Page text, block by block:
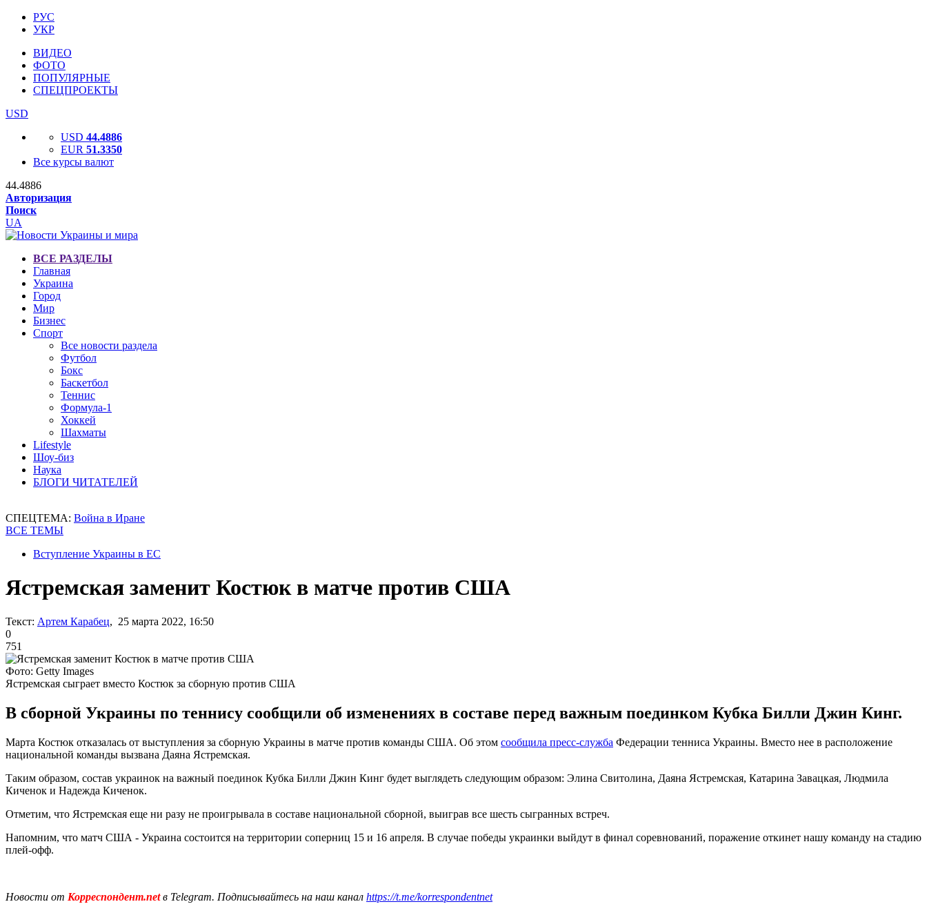
РУС
УКР
ВИДЕО
ФОТО
ПОПУЛЯРНЫЕ
СПЕЦПРОЕКТЫ
USD
USD 44.4886
EUR 51.3350
Все курсы валют
44.4886
Авторизация
Поиск
UA
ВСЕ РАЗДЕЛЫ
Главная
Украина
Город
Мир
Бизнес
Спорт
Все новости раздела
Футбол
Бокс
Баскетбол
Теннис
Формула-1
Хоккей
Шахматы
Lifestyle
Шоу-биз
Наука
БЛОГИ ЧИТАТЕЛЕЙ
СПЕЦТЕМА: Война в Иране
ВСЕ ТЕМЫ
Вступление Украины в ЕС
Ястремская заменит Костюк в матче против США
Текст: Артем Карабец, 25 марта 2022, 16:50
0
751
Фото: Getty Images
Ястремская сыграет вместо Костюк за сборную против США
В сборной Украины по теннису сообщили об изменениях в составе перед важным поединком Кубка Билли Джин Кинг.
Марта Костюк отказалась от выступления за сборную Украины в матче против команды США. Об этом сообщила пресс-служба Федерации тенниса Украины. Вместо нее в расположение
национальной команды вызвана Даяна Ястремская.
Таким образом, состав украинок на важный поединок Кубка Билли Джин Кинг будет выглядеть следующим образом: Элина Свитолина, Даяна Ястремская, Катарина Завацкая, Людмила
Киченок и Надежда Киченок.
Отметим, что Ястремская еще ни разу не проигрывала в составе национальной сборной, выиграв все шесть сыгранных встреч.
Напомним, что матч США - Украина состоится на территории соперниц 15 и 16 апреля. В случае победы украинки выйдут в финал соревнований, поражение откинет нашу команду на стадию
плей-офф.
Новости от Корреспондент.netв Telegram. Подписывайтесь на наш канал https://t.me/korrespondentnet